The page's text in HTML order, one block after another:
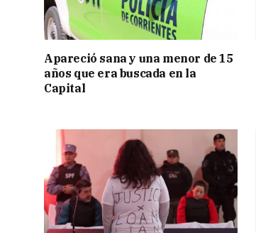
Apareció sana y una menor de 15
años que era buscada en la
Capital